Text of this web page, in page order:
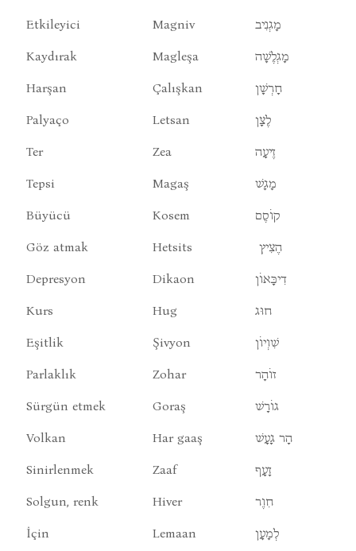
Etkileyici Magniv מָגְנִיב
Kaydırak Magleşa מָגְלֶשָׁה
Harşan Çalışkan חָרְשָׁן
Palyaço Letsan לֶצָן
Ter Zea זֶיעָה
Tepsi Magaş מָגָשׁ
Büyücü Kosem קוֹסֶם
Göz atmak Hetsits הֶצִיץ
Depresyon Dikaon דִיכָּאוֹן
Kurs Hug חוּג
Eşitlik Şivyon שִׁוְיוֹן
Parlaklık Zohar זוֹהָר
Sürgün etmek Goraş גוֹרָשׁ
Volkan Har gaaş הָר גָעָשׁ
Sinirlenmek Zaaf זָעָף
Solgun, renk Hiver חִוֶר
İçin Lemaan לְמָעָן